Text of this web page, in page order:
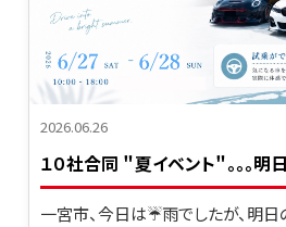
2026.06.26
一宮市、今日は☔雨でしたが、明